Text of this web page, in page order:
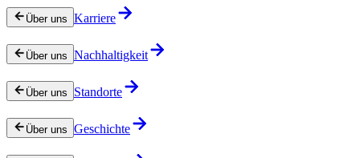
Über uns Karriere
Über uns Nachhaltigkeit
Über uns Standorte
Über uns Geschichte